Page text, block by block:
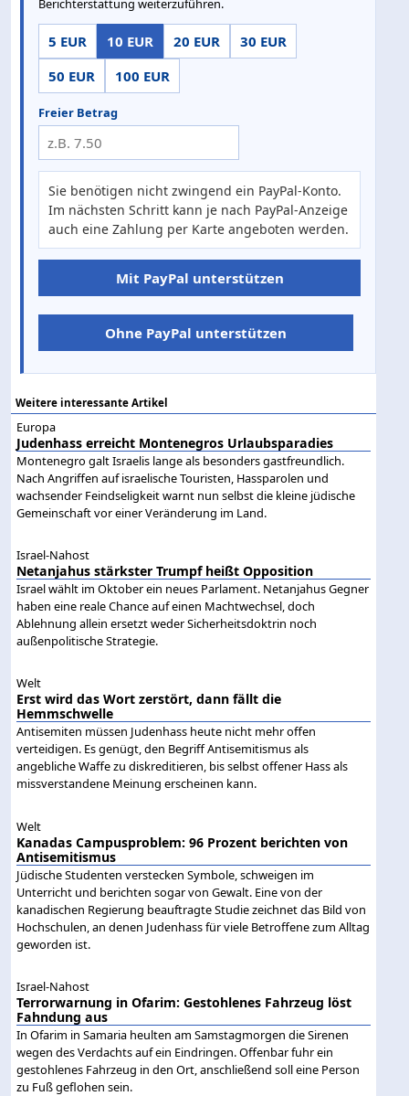
Berichterstattung weiterzuführen.
5 EUR 10 EUR 20 EUR
30 EUR
50 EUR
100 EUR
Freier Betrag
Sie benötigen nicht zwingend ein PayPal-Konto.
Im nächsten Schritt kann je nach PayPal-Anzeige
auch eine Zahlung per Karte angeboten werden.
Mit PayPal unterstützen
Ohne PayPal unterstützen
Weitere interessante Artikel
Europa
Judenhass erreicht Montenegros Urlaubsparadies
Montenegro galt Israelis lange als besonders gastfreundlich.
Nach Angriffen auf israelische Touristen, Hassparolen und
wachsender Feindseligkeit warnt nun selbst die kleine jüdische
Gemeinschaft vor einer Veränderung im Land.
Israel-Nahost
Netanjahus stärkster Trumpf heißt Opposition
Israel wählt im Oktober ein neues Parlament. Netanjahus Gegner
haben eine reale Chance auf einen Machtwechsel, doch
Ablehnung allein ersetzt weder Sicherheitsdoktrin noch
außenpolitische Strategie.
Welt
Erst wird das Wort zerstört, dann fällt die
Hemmschwelle
Antisemiten müssen Judenhass heute nicht mehr offen
verteidigen. Es genügt, den Begriff Antisemitismus als
angebliche Waffe zu diskreditieren, bis selbst offener Hass als
missverstandene Meinung erscheinen kann.
Welt
Kanadas Campusproblem: 96 Prozent berichten von
Antisemitismus
Jüdische Studenten verstecken Symbole, schweigen im
Unterricht und berichten sogar von Gewalt. Eine von der
kanadischen Regierung beauftragte Studie zeichnet das Bild von
Hochschulen, an denen Judenhass für viele Betroffene zum Alltag
geworden ist.
Israel-Nahost
Terrorwarnung in Ofarim: Gestohlenes Fahrzeug löst
Fahndung aus
In Ofarim in Samaria heulten am Samstagmorgen die Sirenen
wegen des Verdachts auf ein Eindringen. Offenbar fuhr ein
gestohlenes Fahrzeug in den Ort, anschließend soll eine Person
zu Fuß geflohen sein.